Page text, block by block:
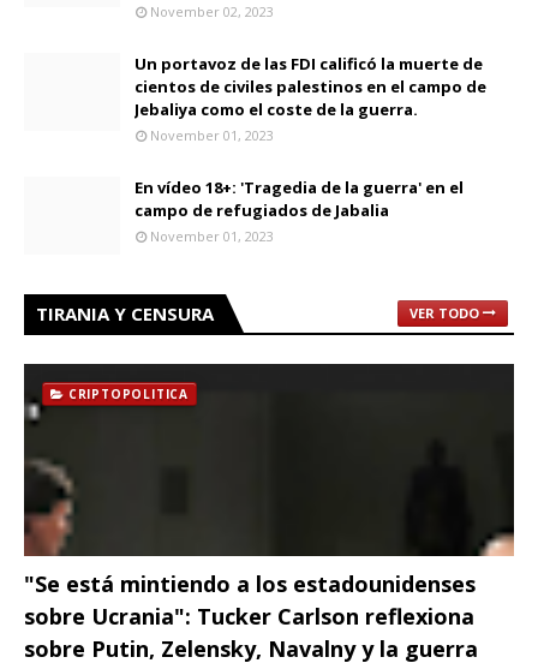
November 02, 2023
Un portavoz de las FDI calificó la muerte de
cientos de civiles palestinos en el campo de
Jebaliya como el coste de la guerra.
November 01, 2023
En vídeo 18+: 'Tragedia de la guerra' en el
campo de refugiados de Jabalia
November 01, 2023
TIRANIA Y CENSURA VER TODO
CRIPTOPOLITICA
"Se está mintiendo a los estadounidenses
sobre Ucrania": Tucker Carlson reflexiona
sobre Putin, Zelensky, Navalny y la guerra